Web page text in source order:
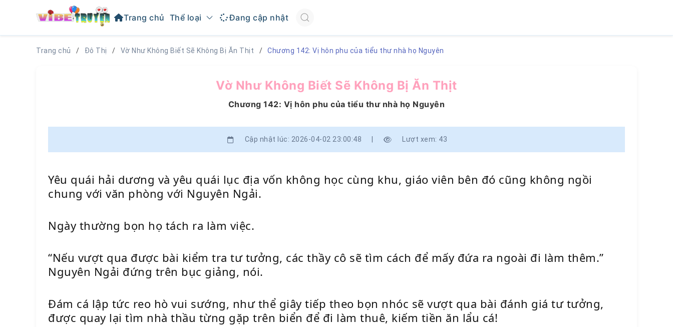
Trang chủ Thể loại Đang cập nhật
Trang chủ Đô Thị Vờ Như Không Biết Sẽ Không Bị Ăn Thịt Chương 142: Vị hôn phu của tiểu thư nhà họ Nguyên
Vờ Như Không Biết Sẽ Không Bị Ăn Thịt
Chương 142: Vị hôn phu của tiểu thư nhà họ Nguyên
Cập nhật lúc: 2026-04-02 23:00:48 Lượt xem: 43
Yêu quái hải dương và yêu quái lục địa vốn không học cùng khu, giáo viên bên đó cũng không ngồi
chung với văn phòng với Nguyên Ngải.
Ngày thường bọn họ tách ra làm việc.
“Nếu vượt qua được bài kiểm tra tư tưởng, các thầy cô sẽ tìm cách để mấy đứa ra ngoài đi làm thêm.”
Nguyên Ngải đứng trên bục giảng, nói.
Đám cá lập tức reo hò vui sướng, như thể giây tiếp theo bọn nhóc sẽ vượt qua bài đánh giá tư tưởng,
được quay lại tìm nhà thầu từng gặp trên biển để đi làm thuê, kiếm tiền ăn lẩu cá!